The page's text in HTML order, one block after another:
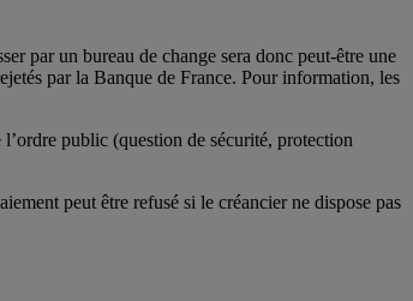
par un bureau de change sera donc peut-être une
par la Banque de France. Pour information, les
public (question de sécurité, protection
peut être refusé si le créancier ne dispose pas